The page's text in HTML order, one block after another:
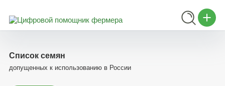
Список семян
допущенных к использованию в России